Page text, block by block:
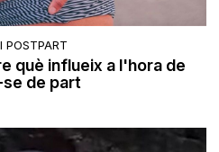
POSTPART
què influeix a l'hora de
de part